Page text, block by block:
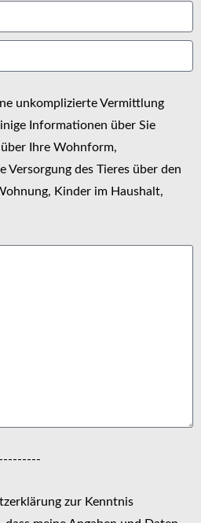
unkomplizierte Vermittlung
Informationen über Sie
Ihre Wohnform,
Versorgung des Tieres über den
Kinder im Haushalt,
zur Kenntnis